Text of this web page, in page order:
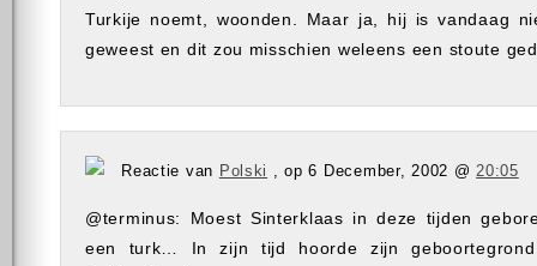
Turkije noemt, woonden. Maar ja, hij is vandaag
geweest en dit zou misschien weleens een stoute
Reactie van Polski , op 6 December, 2002 @20:05
@terminus: Moest Sinterklaas in deze tijden
een turk… In zijn tijd hoorde zijn